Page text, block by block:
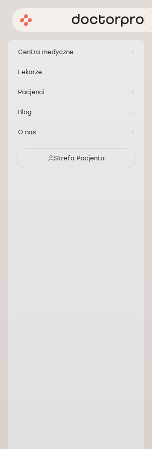
Centra medyczne
Lekarze
Pacjenci
Blog
O nas
Strefa Pacjenta